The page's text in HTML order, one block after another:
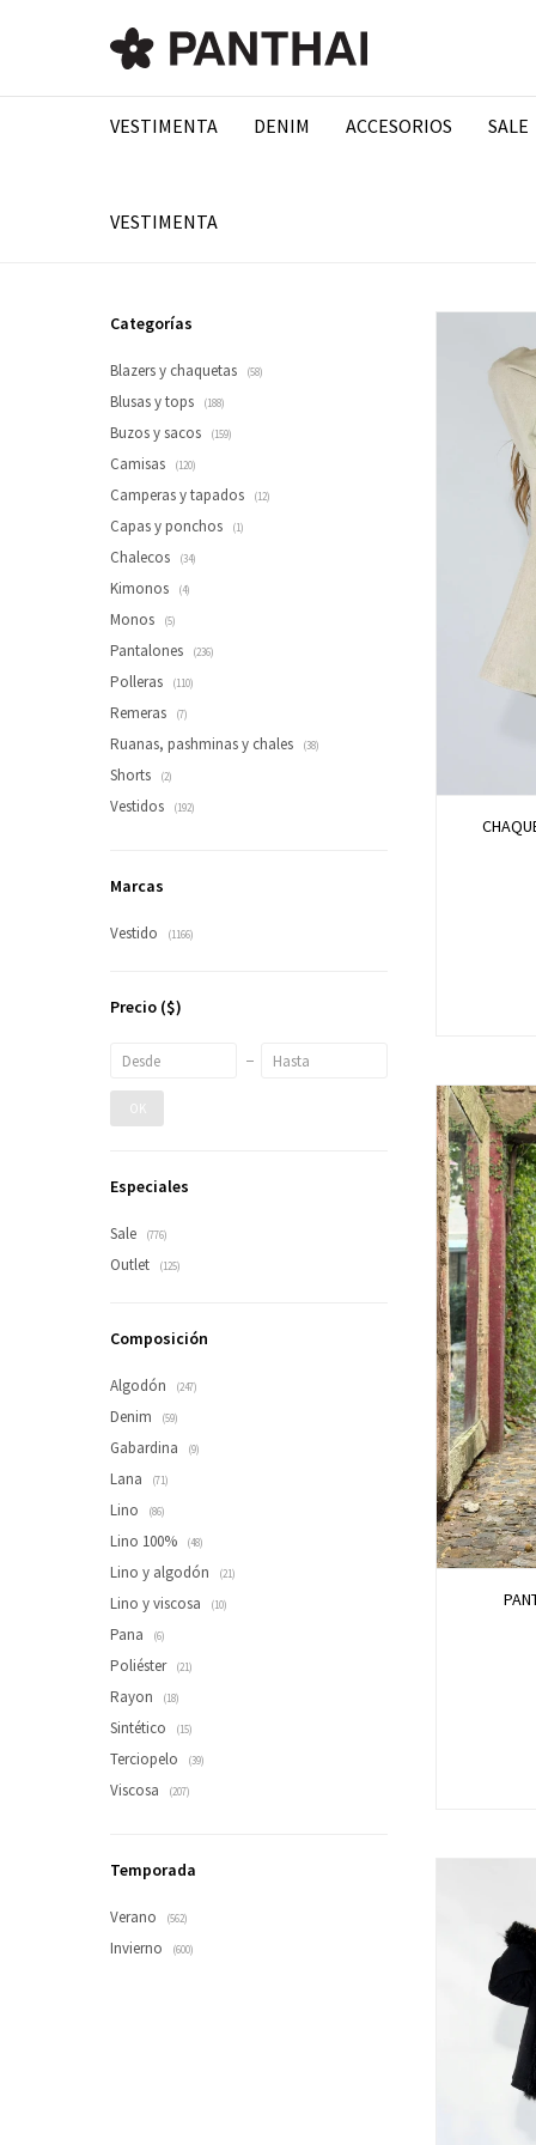
VESTIMENTA DENIM ACCESORIOS SALE
VESTIMENTA
Categorías
Blazers y chaquetas (58)
Blusas y tops (188)
Buzos y sacos (159)
Camisas (120)
Camperas y tapados (12)
Capas y ponchos (1)
Chalecos (34)
Kimonos (4)
Monos (5)
Pantalones (236)
Polleras (110)
Remeras (7)
Ruanas, pashminas y chales (38)
Shorts (2)
Vestidos (192)
Marcas
Vestido (1166)
Precio ($)
OK
Especiales
Sale (776)
Outlet (125)
Composición
Algodón (247)
Denim (59)
Gabardina (9)
Lana (71)
Lino (86)
Lino 100% (48)
Lino y algodón (21)
Lino y viscosa (10)
Pana (6)
Poliéster (21)
Rayon (18)
Sintético (15)
Terciopelo (39)
Viscosa (207)
Temporada
Verano (562)
Invierno (600)